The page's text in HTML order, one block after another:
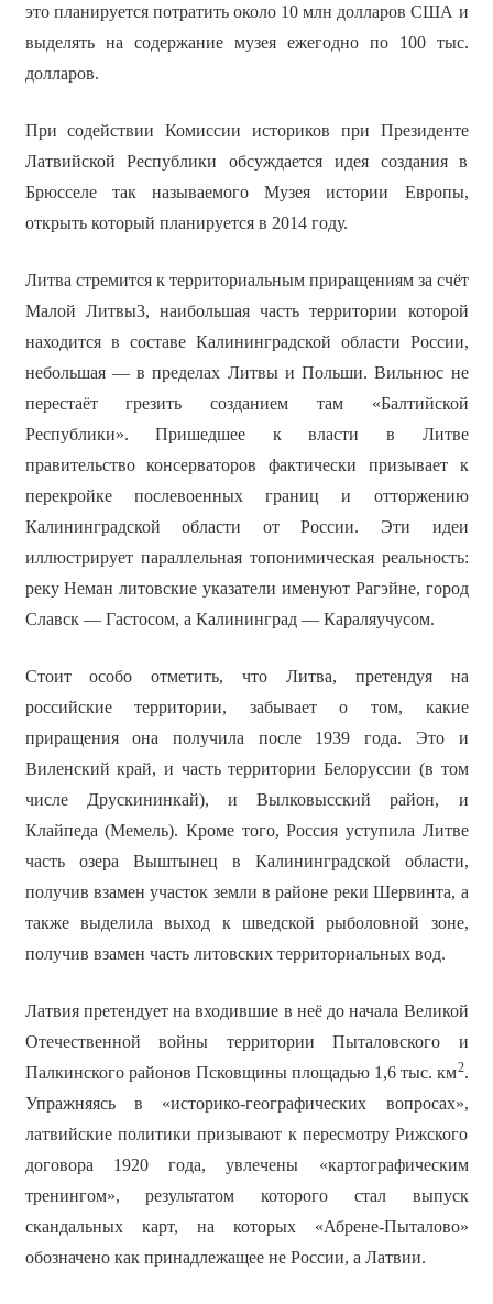
это планируется потратить около 10 млн долларов США и
выделять на содержание музея ежегодно по 100 тыс.
долларов.
При содействии Комиссии историков при Президенте
Латвийской Республики обсуждается идея создания в
Брюсселе так называемого Музея истории Европы,
открыть который планируется в 2014 году.
Литва стремится к территориальным приращениям за счёт
Малой Литвы3, наибольшая часть территории которой
находится в составе Калининградской области России,
небольшая — в пределах Литвы и Польши. Вильнюс не
перестаёт грезить созданием там «Балтийской
Республики». Пришедшее к власти в Литве
правительство консерваторов фактически призывает к
перекройке послевоенных границ и отторжению
Калининградской области от России. Эти идеи
иллюстрирует параллельная топонимическая реальность:
реку Неман литовские указатели именуют Рагэйне, город
Славск — Гастосом, а Калининград — Караляучусом.
Стоит особо отметить, что Литва, претендуя на
российские территории, забывает о том, какие
приращения она получила после 1939 года. Это и
Виленский край, и часть территории Белоруссии (в том
числе Друскининкай), и Вылковысский район, и
Клайпеда (Мемель). Кроме того, Россия уступила Литве
часть озера Выштынец в Калининградской области,
получив взамен участок земли в районе реки Шервинта, а
также выделила выход к шведской рыболовной зоне,
получив взамен часть литовских территориальных вод.
Латвия претендует на входившие в неё до начала Великой
Отечественной войны территории Пыталовского и
Палкинского районов Псковщины площадью 1,6 тыс. км2.
Упражняясь в «историко-географических вопросах»,
латвийские политики призывают к пересмотру Рижского
договора 1920 года, увлечены «картографическим
тренингом», результатом которого стал выпуск
скандальных карт, на которых «Абрене-Пыталово»
обозначено как принадлежащее не России, а Латвии.